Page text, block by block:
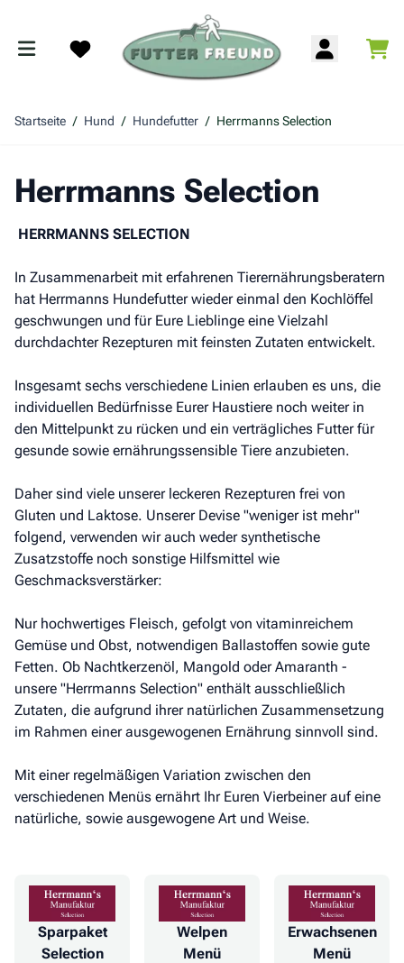
Startseite / Hund / Hundefutter / Herrmanns Selection
Herrmanns Selection
HERRMANNS SELECTION
In Zusammenarbeit mit erfahrenen Tierernährungsberatern
hat Herrmanns Hundefutter wieder einmal den Kochlöffel
geschwungen und für Eure Lieblinge eine Vielzahl
durchdachter Rezepturen mit feinsten Zutaten entwickelt.
Insgesamt sechs verschiedene Linien erlauben es uns, die
individuellen Bedürfnisse Eurer Haustiere noch weiter in
den Mittelpunkt zu rücken und ein verträgliches Futter für
gesunde sowie ernährungssensible Tiere anzubieten.
Daher sind viele unserer leckeren Rezepturen frei von
Gluten und Laktose. Unserer Devise "weniger ist mehr"
folgend, verwenden wir auch weder synthetische
Zusatzstoffe noch sonstige Hilfsmittel wie
Geschmacksverstärker:
Nur hochwertiges Fleisch, gefolgt von vitaminreichem
Gemüse und Obst, notwendigen Ballastoffen sowie gute
Fetten. Ob Nachtkerzenöl, Mangold oder Amaranth -
unsere "Herrmanns Selection" enthält ausschließlich
Zutaten, die aufgrund ihrer natürlichen Zusammensetzung
im Rahmen einer ausgewogenen Ernährung sinnvoll sind.
Mit einer regelmäßigen Variation zwischen den
verschiedenen Menüs ernährt Ihr Euren Vierbeiner auf eine
natürliche, sowie ausgewogene Art und Weise.
Sparpaket
Selection
Welpen
Menü
Erwachsenen
Menü